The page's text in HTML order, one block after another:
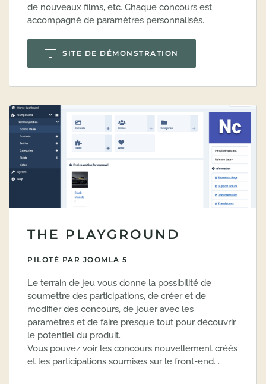
de nouveaux films, etc. Chaque concours est
accompagné de paramètres personnalisés.
SITE DE DÉMONSTRATION
THE PLAYGROUND
PILOTÉ PAR JOOMLA 5
Le terrain de jeu vous donne la possibilité de
soumettre des participations, de créer et de
modifier des concours, de jouer avec les
paramètres et de faire presque tout pour découvrir
le potentiel du produit.
Vous pouvez voir les concours nouvellement créés
et les participations soumises sur le front-end. .